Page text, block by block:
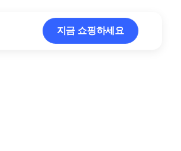
지금 쇼핑하세요